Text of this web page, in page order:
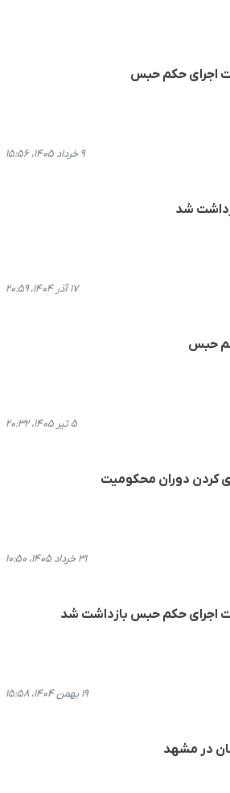
اجرای حکم حبس
۹ خرداد ۱۴۰۵، ۱۵:۵۶
شد
۱۷ آذر ۱۴۰۴، ۲۰:۵۹
حبس
۵ تیر ۱۴۰۵، ۲۰:۳۲
کردن دوران محکومیت
۳۱ خرداد ۱۴۰۵، ۱۰:۵۰
اجرای حکم حبس بازداشت شد
۱۹ بهمن ۱۴۰۴، ۱۵:۵۸
در مشهد